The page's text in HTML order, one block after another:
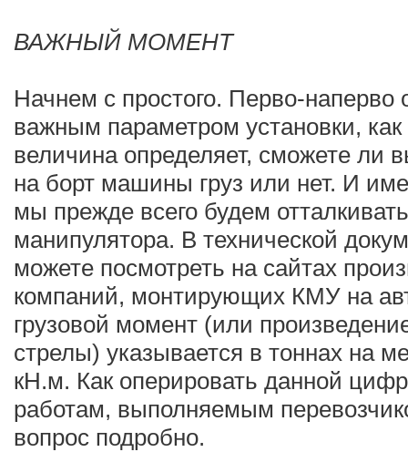
ВАЖНЫЙ МОМЕНТ
Начнем с простого. Перво-наперво
важным параметром установки,
величина определяет, сможете ли
на борт машины груз или нет. И
мы прежде всего будем
манипулятора. В технической
можете посмотреть на сайтах
компаний, монтирующих КМУ на
грузовой момент (или
стрелы) указывается в тоннах на
кН.м. Как оперировать данной
работам, выполняемым
вопрос подробно.